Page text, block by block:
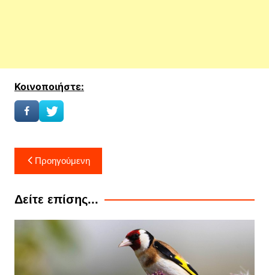
Κοινοποιήστε:
Πλοήγηση
άρθρων
Προηγούμενη
Δείτε επίσης...